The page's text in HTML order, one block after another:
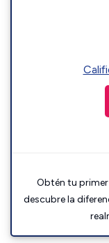
Obtén tu
descubre la